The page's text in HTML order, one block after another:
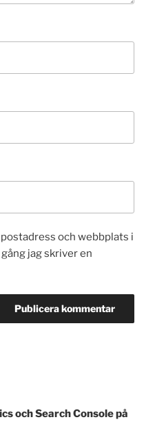
och webbplats i
jag skriver en
och Search Console på